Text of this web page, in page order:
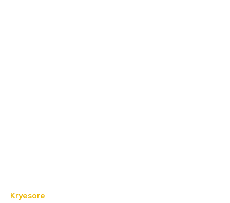
Kryesore